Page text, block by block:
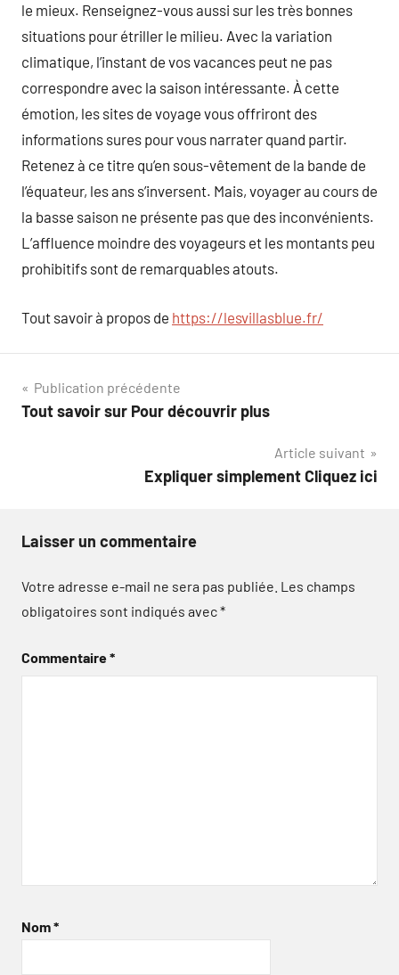
le mieux. Renseignez-vous aussi sur les très bonnes
situations pour étriller le milieu. Avec la variation
climatique, l’instant de vos vacances peut ne pas
correspondre avec la saison intéressante. À cette
émotion, les sites de voyage vous offriront des
informations sures pour vous narrater quand partir.
Retenez à ce titre qu’en sous-vêtement de la bande de
l’équateur, les ans s’inversent. Mais, voyager au cours de
la basse saison ne présente pas que des inconvénients.
L’affluence moindre des voyageurs et les montants peu
prohibitifs sont de remarquables atouts.
Tout savoir à propos de https://lesvillasblue.fr/
Navigation
de
Publication précédente
Tout savoir sur Pour découvrir plus
Article suivant
Expliquer simplement Cliquez ici
Laisser un commentaire
Votre adresse e-mail ne sera pas publiée. Les champs
obligatoires sont indiqués avec*
Commentaire*
Nom*